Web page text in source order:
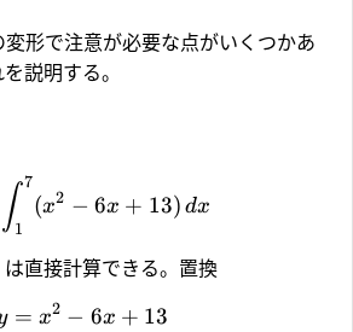
形で注意が必要な点がいくつかあ
説明する。
∫1
7
(x2 − 6x + 13) dx
は直接計算できる。置換
= x2 − 6x + 13